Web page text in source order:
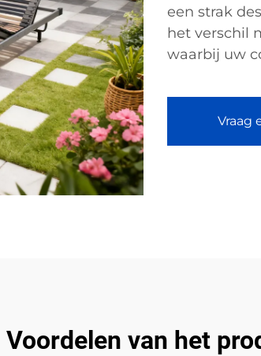
een strak
het verschil
waarbij uw
Vraag
Voordelen van het